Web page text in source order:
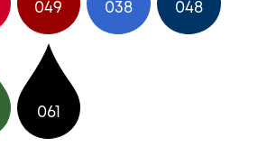
049 038 048
061